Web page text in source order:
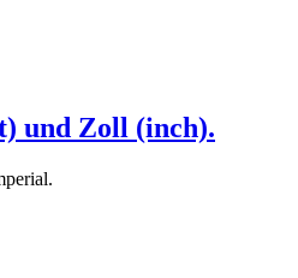
und Zoll (inch).